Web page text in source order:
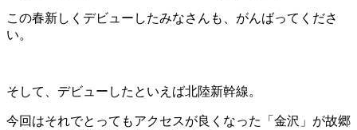
この春新しくデビューしたみなさんも、がんばってくださ
い。
そして、デビューしたといえば北陸新幹線。
今回はそれでとってもアクセスが良くなった「金沢」が故郷